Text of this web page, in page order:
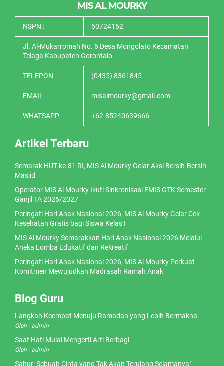
MIS AL MOURKY
NSPN : 60724162
Jl. Al-Mukarromah No. 6 Desa Mongolato Kecamatan
Telaga Kabupaten Gorontalo
TELEPON (0435) 8361845
EMAIL misalmourky@gmail.com
WHATSAPP +62-85240639666
Artikel Terbaru
Semarak HUT ke-81 RI, MIS Al Mourky Gelar Aksi Bersih-Bersih
Masjid
Operator MIS Al Mourky Ikuti Sinkronisasi EMIS GTK Semester
Ganjil TA 2026/2027
Peringati Hari Anak Nasional 2026, MIS Al Mourky Gelar Cek
Kesehatan Gratis bagi Siswa Kelas I
MIS Al Mourky Semarakkan Hari Anak Nasional 2026 Melalui
Aneka Lomba Edukatif dan Rekreatif
Peringati Hari Anak Nasional 2026, MIS Al Mourky Perkuat
Komitmen Mewujudkan Madrasah Ramah Anak
Blog Guru
Langkah Keempat Menuju Ramadan yang Lebih Bermakna
Oleh : admin
Saat Hati Mulai Mengerti Arti Berbagi
Oleh : admin
Sahur: Sebuah Cinta yang Tak Akan Terulang Selamanya”